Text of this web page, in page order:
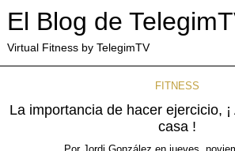
El Blog de
Virtual Fitness by TelegimTV
FITNESS
La importancia de hacer ejercicio,
casa !